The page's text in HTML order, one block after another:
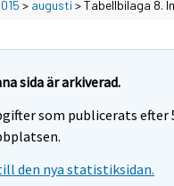
> augusti > Tabellbilaga 8.
sida är arkiverad.
som publicerats efter
den nya statistiksidan.